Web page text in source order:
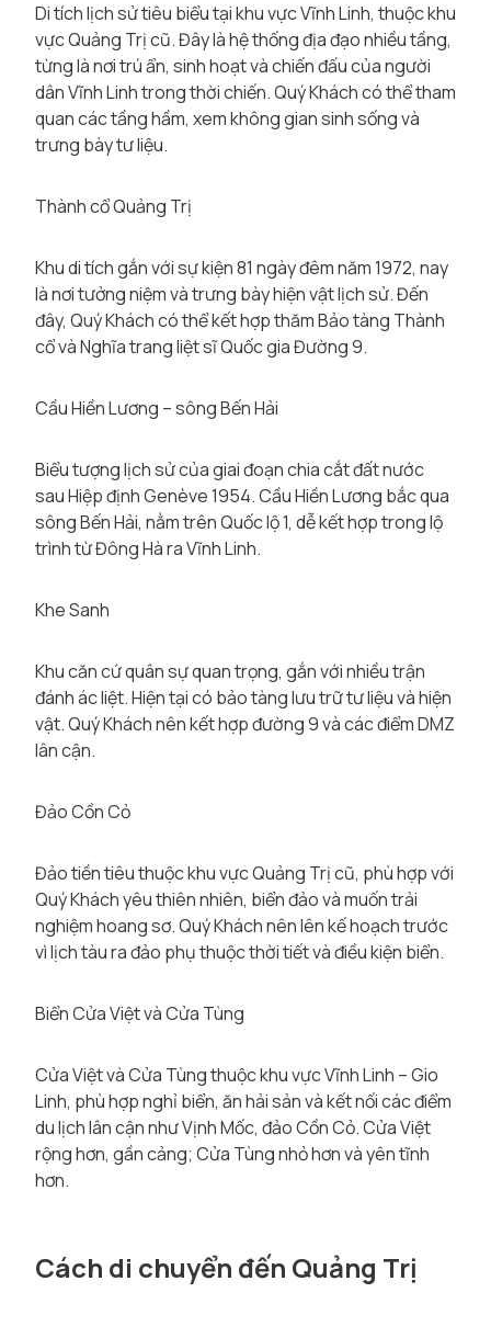
Di tích lịch sử tiêu biểu tại khu vực Vĩnh Linh, thuộc khu
vực Quảng Trị cũ. Đây là hệ thống địa đạo nhiều tầng,
từng là nơi trú ẩn, sinh hoạt và chiến đấu của người
dân Vĩnh Linh trong thời chiến. Quý Khách có thể tham
quan các tầng hầm, xem không gian sinh sống và
trưng bày tư liệu.
Thành cổ Quảng Trị
Khu di tích gắn với sự kiện 81 ngày đêm năm 1972, nay
là nơi tưởng niệm và trưng bày hiện vật lịch sử. Đến
đây, Quý Khách có thể kết hợp thăm Bảo tàng Thành
cổ và Nghĩa trang liệt sĩ Quốc gia Đường 9.
Cầu Hiền Lương – sông Bến Hải
Biểu tượng lịch sử của giai đoạn chia cắt đất nước
sau Hiệp định Genève 1954. Cầu Hiền Lương bắc qua
sông Bến Hải, nằm trên Quốc lộ 1, dễ kết hợp trong lộ
trình từ Đông Hà ra Vĩnh Linh.
Khe Sanh
Khu căn cứ quân sự quan trọng, gắn với nhiều trận
đánh ác liệt. Hiện tại có bảo tàng lưu trữ tư liệu và hiện
vật. Quý Khách nên kết hợp đường 9 và các điểm DMZ
lân cận.
Đảo Cồn Cỏ
Đảo tiền tiêu thuộc khu vực Quảng Trị cũ, phù hợp với
Quý Khách yêu thiên nhiên, biển đảo và muốn trải
nghiệm hoang sơ. Quý Khách nên lên kế hoạch trước
vì lịch tàu ra đảo phụ thuộc thời tiết và điều kiện biển.
Biển Cửa Việt và Cửa Tùng
Cửa Việt và Cửa Tùng thuộc khu vực Vĩnh Linh – Gio
Linh, phù hợp nghỉ biển, ăn hải sản và kết nối các điểm
du lịch lân cận như Vịnh Mốc, đảo Cồn Cỏ. Cửa Việt
rộng hơn, gần cảng; Cửa Tùng nhỏ hơn và yên tĩnh
hơn.
Cách di chuyển đến Quảng Trị